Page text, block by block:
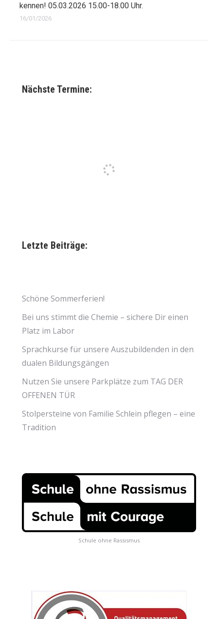
kennen! 05.03.2026 15.00-18.00 Uhr.
16/01/2026
Nächste Termine:
Letzte Beiträge:
Schöne Sommerferien!
Bei uns stimmt die Chemie – sichere Dir einen
Platz im Labor
Sprachkurse für unsere Auszubildenden in den
dualen Bildungsgängen
Nutzen Sie unsere Parkplätze zum TAG DER
OFFENEN TÜR
Stolpersteine von Familie Schlein pflegen – eine
Tradition
Schule ohne Rassismus